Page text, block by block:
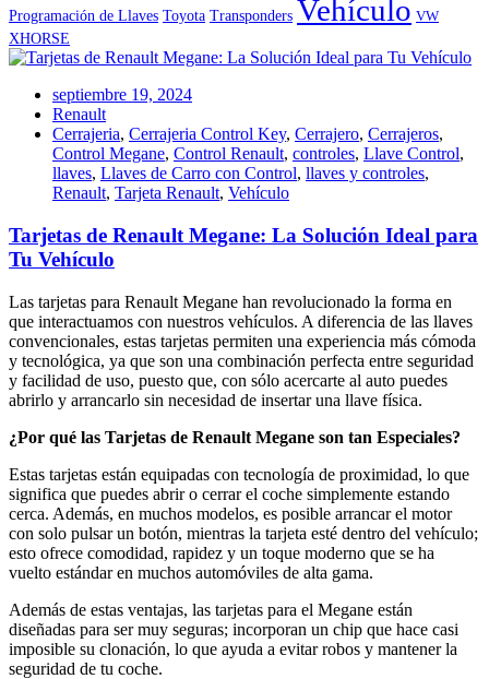
Programación de Llaves Toyota Transponders Vehículo VW
XHORSE
septiembre 19, 2024
Renault
Cerrajeria, Cerrajeria Control Key, Cerrajero, Cerrajeros,
Control Megane, Control Renault, controles, Llave Control,
llaves, Llaves de Carro con Control, llaves y controles,
Renault, Tarjeta Renault, Vehículo
Tarjetas de Renault Megane: La Solución Ideal para
Tu Vehículo
Las tarjetas para Renault Megane han revolucionado la forma en
que interactuamos con nuestros vehículos. A diferencia de las llaves
convencionales, estas tarjetas permiten una experiencia más cómoda
y tecnológica, ya que son una combinación perfecta entre seguridad
y facilidad de uso, puesto que, con sólo acercarte al auto puedes
abrirlo y arrancarlo sin necesidad de insertar una llave física.
¿Por qué las Tarjetas de Renault Megane son tan Especiales?
Estas tarjetas están equipadas con tecnología de proximidad, lo que
significa que puedes abrir o cerrar el coche simplemente estando
cerca. Además, en muchos modelos, es posible arrancar el motor
con solo pulsar un botón, mientras la tarjeta esté dentro del vehículo;
esto ofrece comodidad, rapidez y un toque moderno que se ha
vuelto estándar en muchos automóviles de alta gama.
Además de estas ventajas, las tarjetas para el Megane están
diseñadas para ser muy seguras; incorporan un chip que hace casi
imposible su clonación, lo que ayuda a evitar robos y mantener la
seguridad de tu coche.